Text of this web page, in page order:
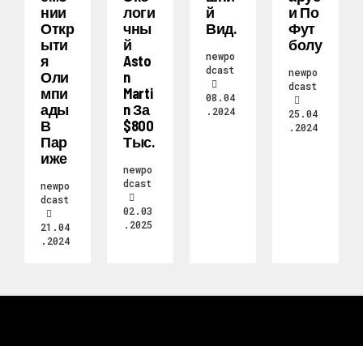
Нии
Откр
Ыти
Я
Оли
Мпи
Ады
В
Пар
Иже
newpo
dcast
21.04
.2024
Логи
Чны
Й
Asto
N
Marti
N За
$800
Тыс.
newpo
dcast
02.03
.2025
Й
Вид.
newpo
dcast
08.04
.2024
И По
Фут
Болу
newpo
dcast
25.04
.2024